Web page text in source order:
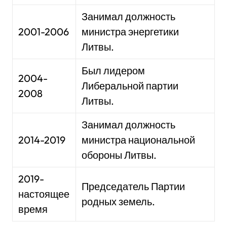
2001-2006
Занимал должность
министра энергетики
Литвы.
2004-
2008
Был лидером
Либеральной партии
Литвы.
2014-2019
Занимал должность
министра национальной
обороны Литвы.
2019-
настоящее
время
Председатель Партии
родных земель.